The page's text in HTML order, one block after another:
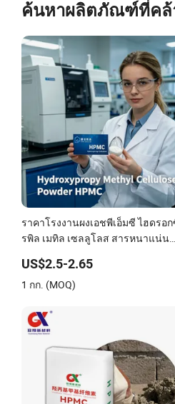
ค้นหาผลิตภัณฑ์ที่คล้
ราคาโรงงานผงเอชพีเอ็มซี ไฮดรอ
รพิล เมทิล เซลลูโลส สารหนาแน่น
ปรับปรุงประสิทธิภาพการกันลื่นและ
เวลาเปิดใช้งาน
US$2.5-2.65
1 กก. (MOQ)